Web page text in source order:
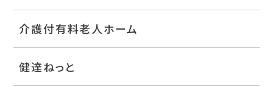
介護付有料老人ホーム
健達ねっと